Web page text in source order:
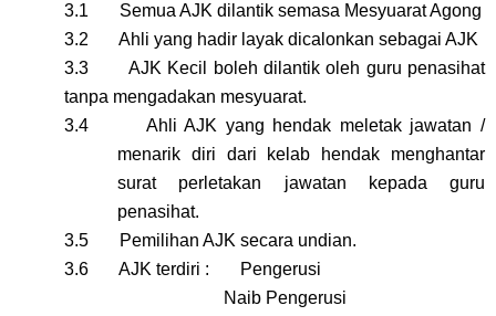
3.1 Semua AJK dilantik semasa Mesyuarat Agong
3.2 Ahli yang hadir layak dicalonkan sebagai AJK
3.3 AJK Kecil boleh dilantik oleh guru penasihat
tanpa mengadakan mesyuarat.
3.4 Ahli AJK yang hendak meletak jawatan /
menarik diri dari kelab hendak menghantar
surat perletakan jawatan kepada guru
penasihat.
3.5 Pemilihan AJK secara undian.
3.6 AJK terdiri : Pengerusi
Naib Pengerusi